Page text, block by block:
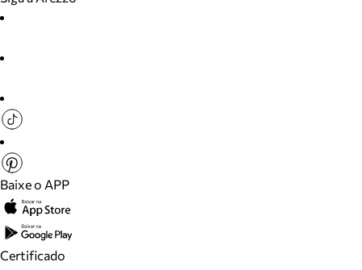
Baixe o APP
Certificado